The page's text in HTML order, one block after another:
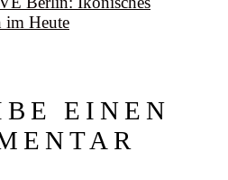
im Heute
EINEN